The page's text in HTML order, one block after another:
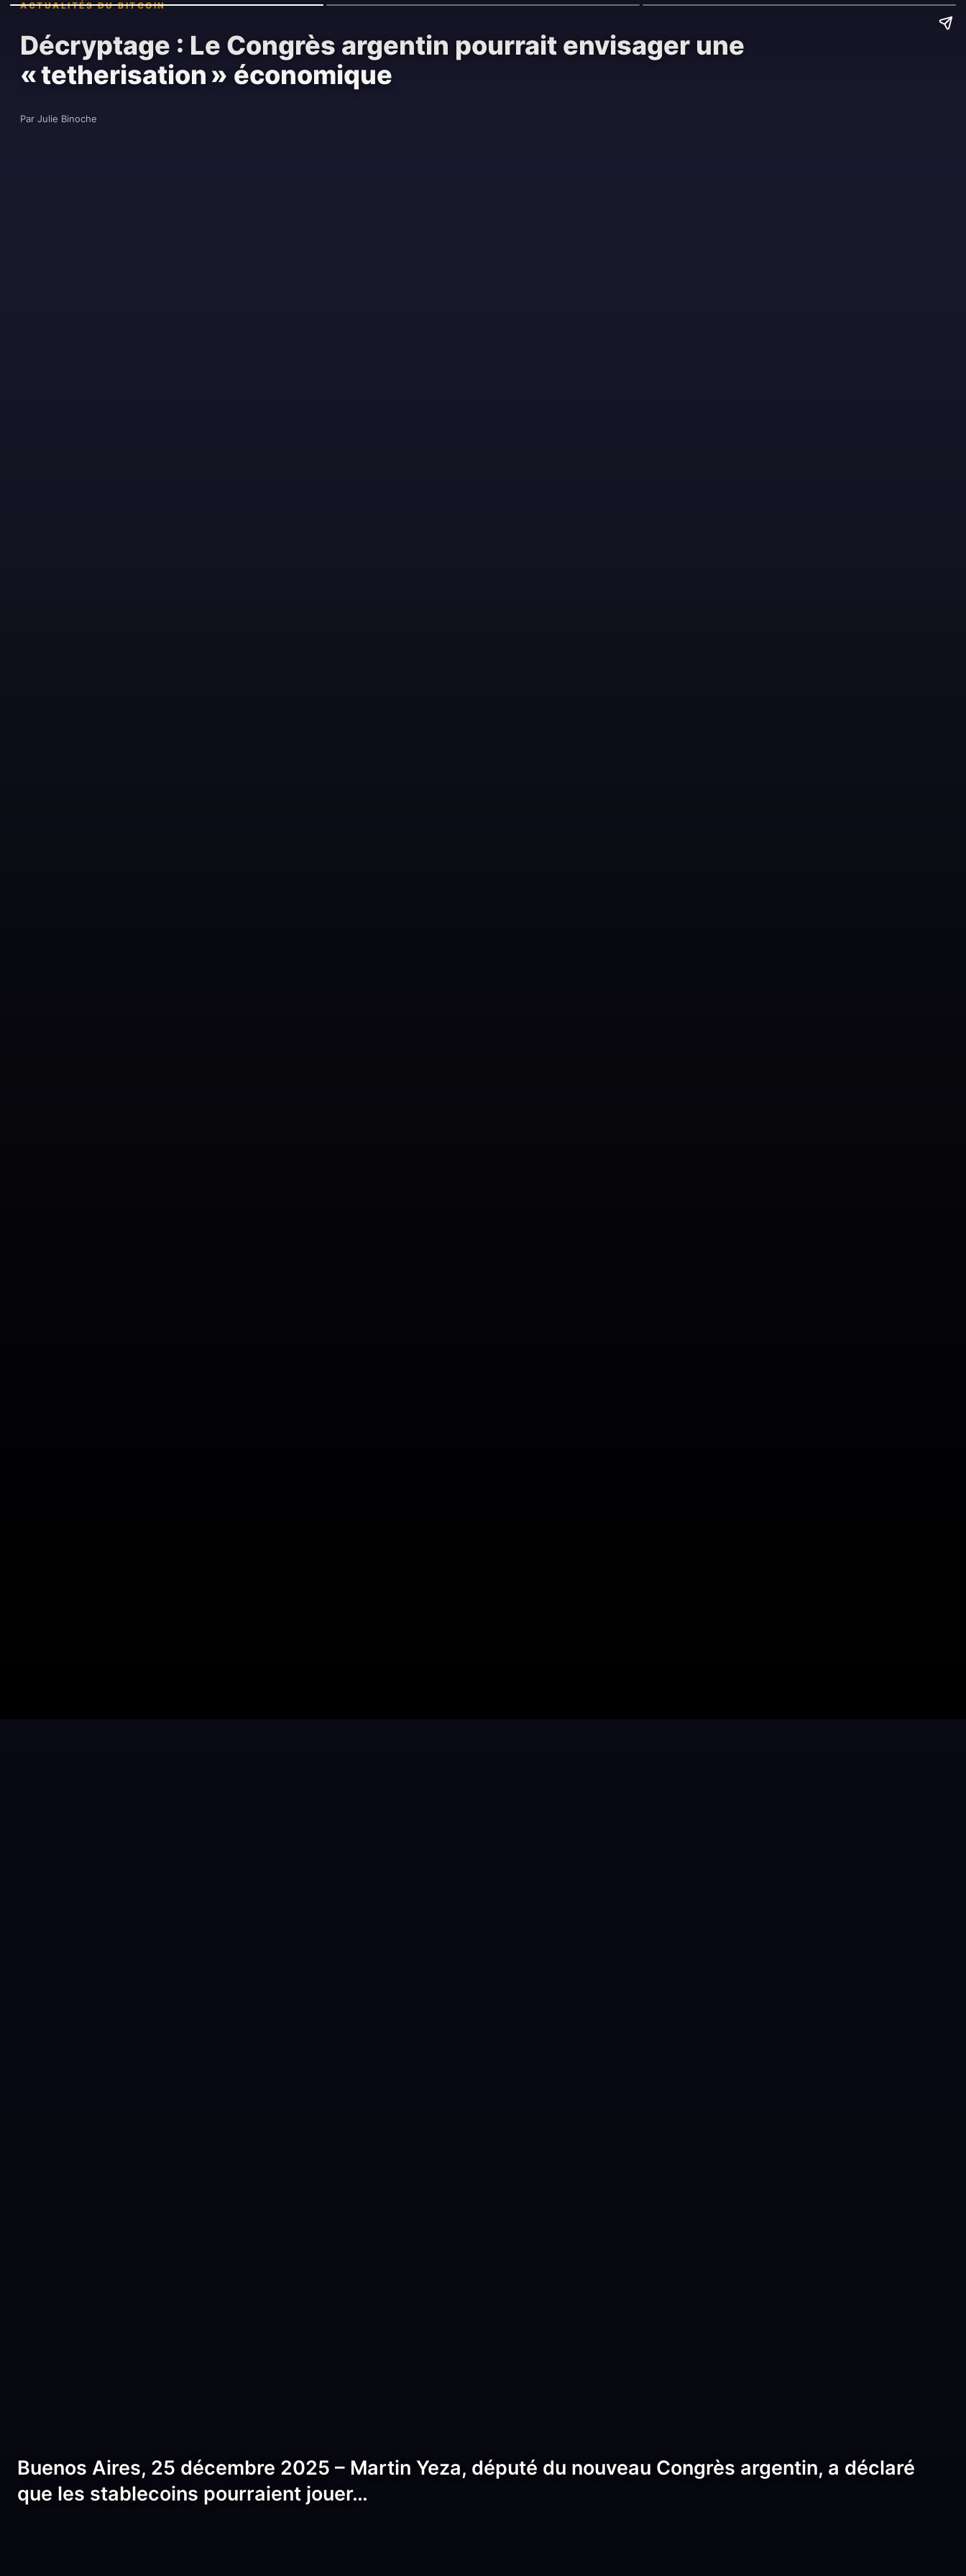
ACTUALITÉS DU BITCOIN
Décryptage : Le Congrès argentin pourrait envisager une
« tetherisation » économique
Par Julie Binoche
Buenos Aires, 25 décembre 2025 – Martin Yeza, député du nouveau Congrès argentin, a déclaré
que les stablecoins pourraient jouer…